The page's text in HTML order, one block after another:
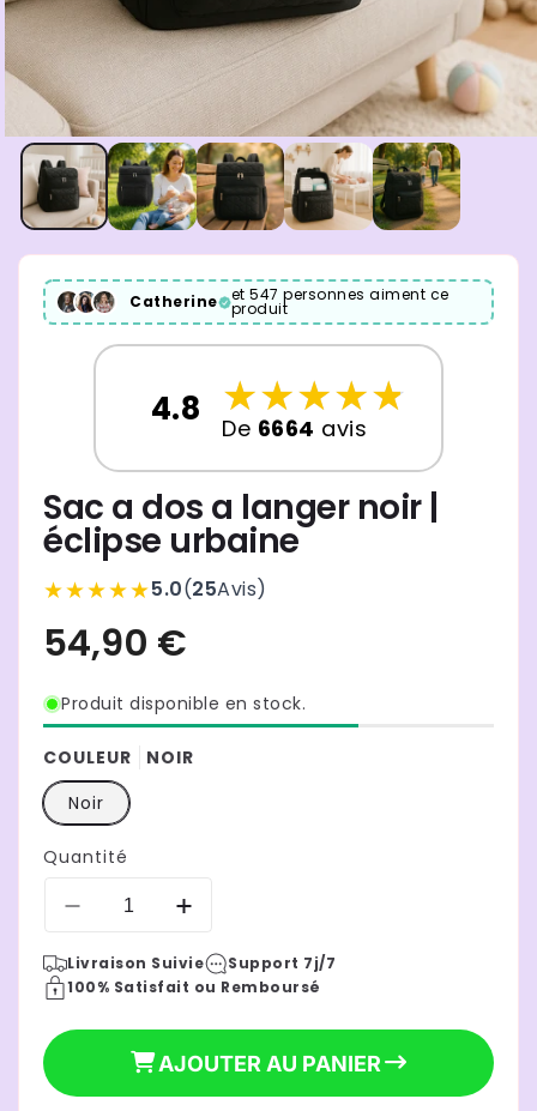
Catherine et 547 personnes aiment ce
produit
4.8 ☆
★☆
★☆
★☆
★☆
★
De 6664 avis
Sac a dos a langer noir |
éclipse urbaine
★★★★★5.0(25Avis)
Produit disponible en stock.
COULEUR
NOIR
Noir
Quantité
Réduire
quantité
de
a
Augmenter
quantité
de
dos
a
Livraison Suivie
Support 7j/7
100% Satisfait ou Remboursé
AJOUTER AU PANIER